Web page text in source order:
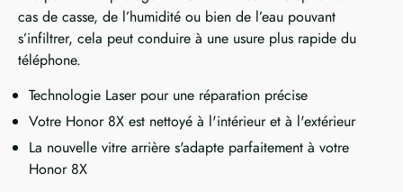
cas de casse, de l’humidité ou bien de l’eau pouvant
s’infiltrer, cela peut conduire à une usure plus rapide du
téléphone.
Technologie Laser pour une réparation précise
Votre Honor 8X est nettoyé à l'intérieur et à l'extérieur
La nouvelle vitre arrière s'adapte parfaitement à votre
Honor 8X